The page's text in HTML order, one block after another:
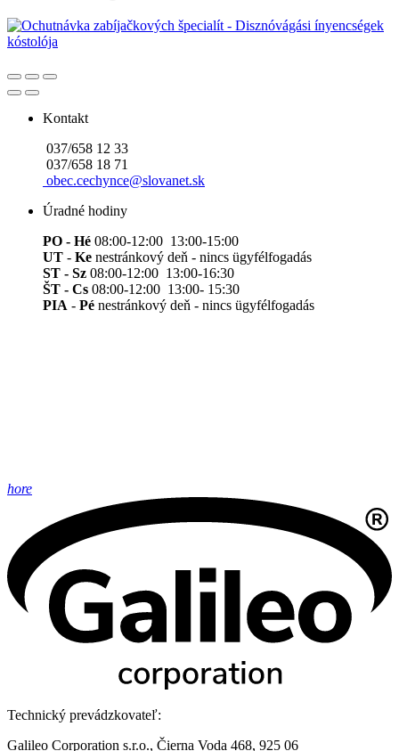
Kontakt
037/658 12 33
037/658 18 71
obec.cechynce@slovanet.sk
Úradné hodiny
PO - Hé 08:00-12:00 13:00-15:00
UT - Ke nestránkový deň - nincs ügyfélfogadás
ST - Sz 08:00-12:00 13:00-16:30
ŠT - Cs 08:00-12:00 13:00- 15:30
PIA - Pé nestránkový deň - nincs ügyfélfogadás
hore
Technický prevádzkovateľ:
Galileo Corporation s.r.o., Čierna Voda 468, 925 06